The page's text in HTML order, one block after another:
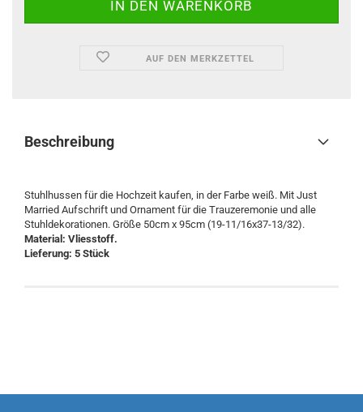
AUF DEN MERKZETTEL
Beschreibung
Stuhlhussen für die Hochzeit kaufen, in der Farbe weiß. Mit Just
Married Aufschrift und Ornament für die Trauzeremonie und alle
Stuhldekorationen. Größe 50cm x 95cm (19-11/16x37-13/32).
Material: Vliesstoff.
Lieferung: 5 Stück